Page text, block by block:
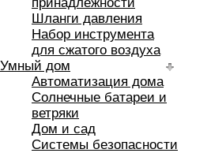
Шланги давления
Набор инструмента
для сжатого воздуха
Умный дом
Автоматизация дома
Солнечные батареи и
ветряки
Дом и сад
Системы безопасности